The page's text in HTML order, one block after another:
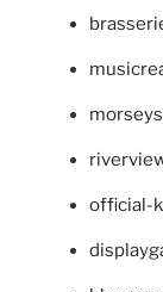
official-